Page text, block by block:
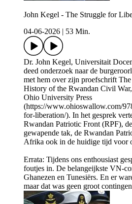
John Kegel - The Struggle for
04-06-2026
53 Min.
Dr. John Kegel, Universitait
deed onderzoek naar de
met hem over zijn proefschrift
History of the Rwandan Civil
Ohio University Press
(https://www.ohioswallow.com/
for-liberation/). In het gesprek
Rwandan Patriotic Front (RPF),
gewapende tak, de Rwandan
Afrika ook in de huidige tijd voor
Errata: Tijdens ons enthousiast
foutjes in. De belangeijkste VN-
Ghanezen en Tunesiërs. En er
maar dat was geen groot